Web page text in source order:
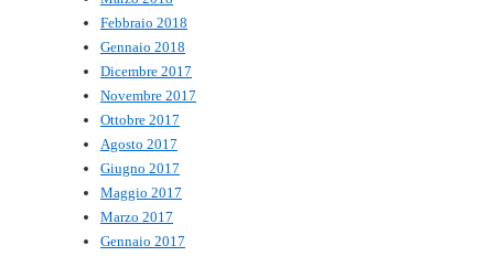
Febbraio 2018
Gennaio 2018
Dicembre 2017
Novembre 2017
Ottobre 2017
Agosto 2017
Giugno 2017
Maggio 2017
Marzo 2017
Gennaio 2017